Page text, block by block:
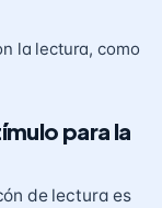
la lectura, como
para la
de lectura es